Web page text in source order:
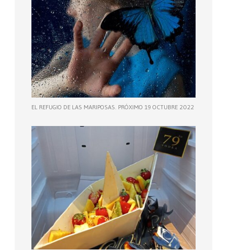
EL REFUGIO DE LAS MARIPOSAS. PRÓXIMO 19 OCTUBRE 2022